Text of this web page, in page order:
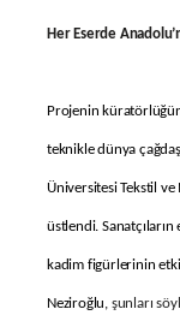
Her Eserde
Projenin
teknikle dünya
Üniversitesi Tekstil
üstlendi. Sanatçıların
kadim figürlerinin
Neziroğlu, şunları